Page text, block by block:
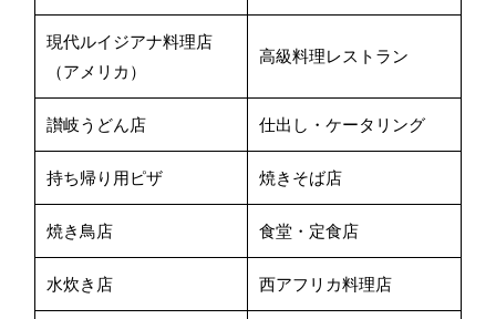
現代ルイジアナ料理店
（アメリカ）
高級料理レストラン
讃岐うどん店 仕出し・ケータリング
持ち帰り用ピザ 焼きそば店
焼き鳥店 食堂・定食店
水炊き店 西アフリカ料理店